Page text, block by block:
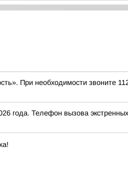
При необходимости звоните
Телефон вызова экстренных